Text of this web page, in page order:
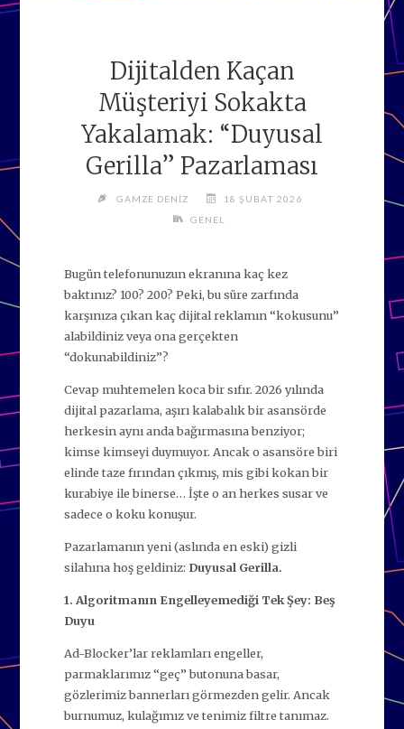
Dijitalden Kaçan
Müşteriyi Sokakta
Yakalamak: “Duyusal
Gerilla” Pazarlaması
GAMZE DENIZ
18 ŞUBAT 2026
GENEL
Bugün telefonunuzun ekranına kaç kez
baktınız? 100? 200? Peki, bu süre zarfında
karşınıza çıkan kaç dijital reklamın “kokusunu”
alabildiniz veya ona gerçekten
“dokunabildiniz”?
Cevap muhtemelen koca bir sıfır. 2026 yılında
dijital pazarlama, aşırı kalabalık bir asansörde
herkesin aynı anda bağırmasına benziyor;
kimse kimseyi duymuyor. Ancak o asansöre biri
elinde taze fırından çıkmış, mis gibi kokan bir
kurabiye ile binerse… İşte o an herkes susar ve
sadece o koku konuşur.
Pazarlamanın yeni (aslında en eski) gizli
silahına hoş geldiniz: Duyusal Gerilla.
1. Algoritmanın Engelleyemediği Tek Şey: Beş
Duyu
Ad-Blocker’lar reklamları engeller,
parmaklarımız “geç” butonuna basar,
gözlerimiz bannerları görmezden gelir. Ancak
burnumuz, kulağımız ve tenimiz filtre tanımaz.